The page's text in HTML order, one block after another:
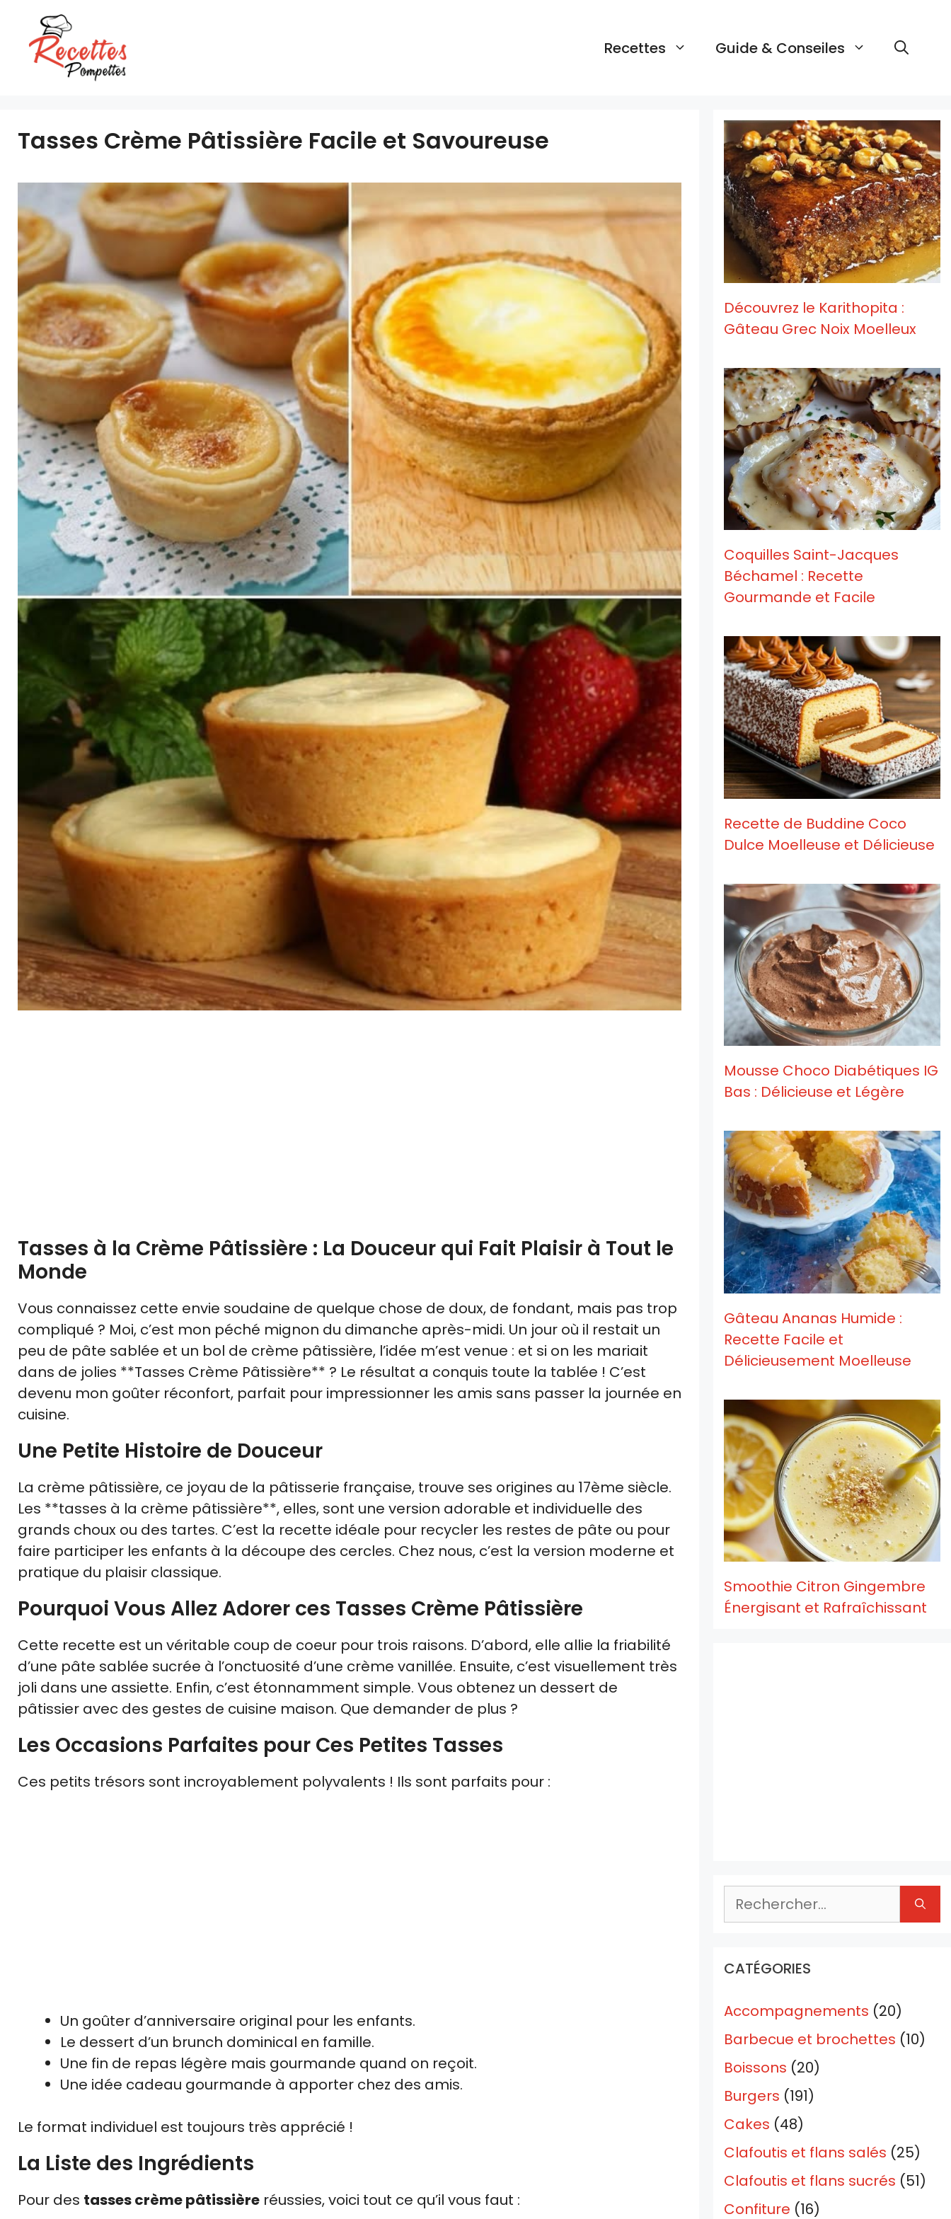
contenu
Recettes Guide & Conseiles
Tasses Crème Pâtissière Facile et Savoureuse
Tasses à la Crème Pâtissière : La Douceur qui Fait Plaisir à Tout le
Monde
Vous connaissez cette envie soudaine de quelque chose de doux, de fondant, mais pas trop
compliqué ? Moi, c’est mon péché mignon du dimanche après-midi. Un jour où il restait un
peu de pâte sablée et un bol de crème pâtissière, l’idée m’est venue : et si on les mariait
dans de jolies **Tasses Crème Pâtissière** ? Le résultat a conquis toute la tablée ! C’est
devenu mon goûter réconfort, parfait pour impressionner les amis sans passer la journée en
cuisine.
Une Petite Histoire de Douceur
La crème pâtissière, ce joyau de la pâtisserie française, trouve ses origines au 17ème siècle.
Les **tasses à la crème pâtissière**, elles, sont une version adorable et individuelle des
grands choux ou des tartes. C’est la recette idéale pour recycler les restes de pâte ou pour
faire participer les enfants à la découpe des cercles. Chez nous, c’est la version moderne et
pratique du plaisir classique.
Pourquoi Vous Allez Adorer ces Tasses Crème Pâtissière
Cette recette est un véritable coup de coeur pour trois raisons. D’abord, elle allie la friabilité
d’une pâte sablée sucrée à l’onctuosité d’une crème vanillée. Ensuite, c’est visuellement très
joli dans une assiette. Enfin, c’est étonnamment simple. Vous obtenez un dessert de
pâtissier avec des gestes de cuisine maison. Que demander de plus ?
Les Occasions Parfaites pour Ces Petites Tasses
Ces petits trésors sont incroyablement polyvalents ! Ils sont parfaits pour :
Un goûter d’anniversaire original pour les enfants.
Le dessert d’un brunch dominical en famille.
Une fin de repas légère mais gourmande quand on reçoit.
Une idée cadeau gourmande à apporter chez des amis.
Le format individuel est toujours très apprécié !
La Liste des Ingrédients
Pour des tasses crème pâtissière réussies, voici tout ce qu’il vous faut :
Découvrez le Karithopita :
Gâteau Grec Noix Moelleux
Coquilles Saint-Jacques
Béchamel : Recette
Gourmande et Facile
Recette de Buddine Coco
Dulce Moelleuse et Délicieuse
Mousse Choco Diabétiques IG
Bas : Délicieuse et Légère
Gâteau Ananas Humide :
Recette Facile et
Délicieusement Moelleuse
Smoothie Citron Gingembre
Énergisant et Rafraîchissant
Rechercher :
CATÉGORIES
Accompagnements (20)
Barbecue et brochettes (10)
Boissons (20)
Burgers (191)
Cakes (48)
Clafoutis et flans salés (25)
Clafoutis et flans sucrés (51)
Confiture (16)